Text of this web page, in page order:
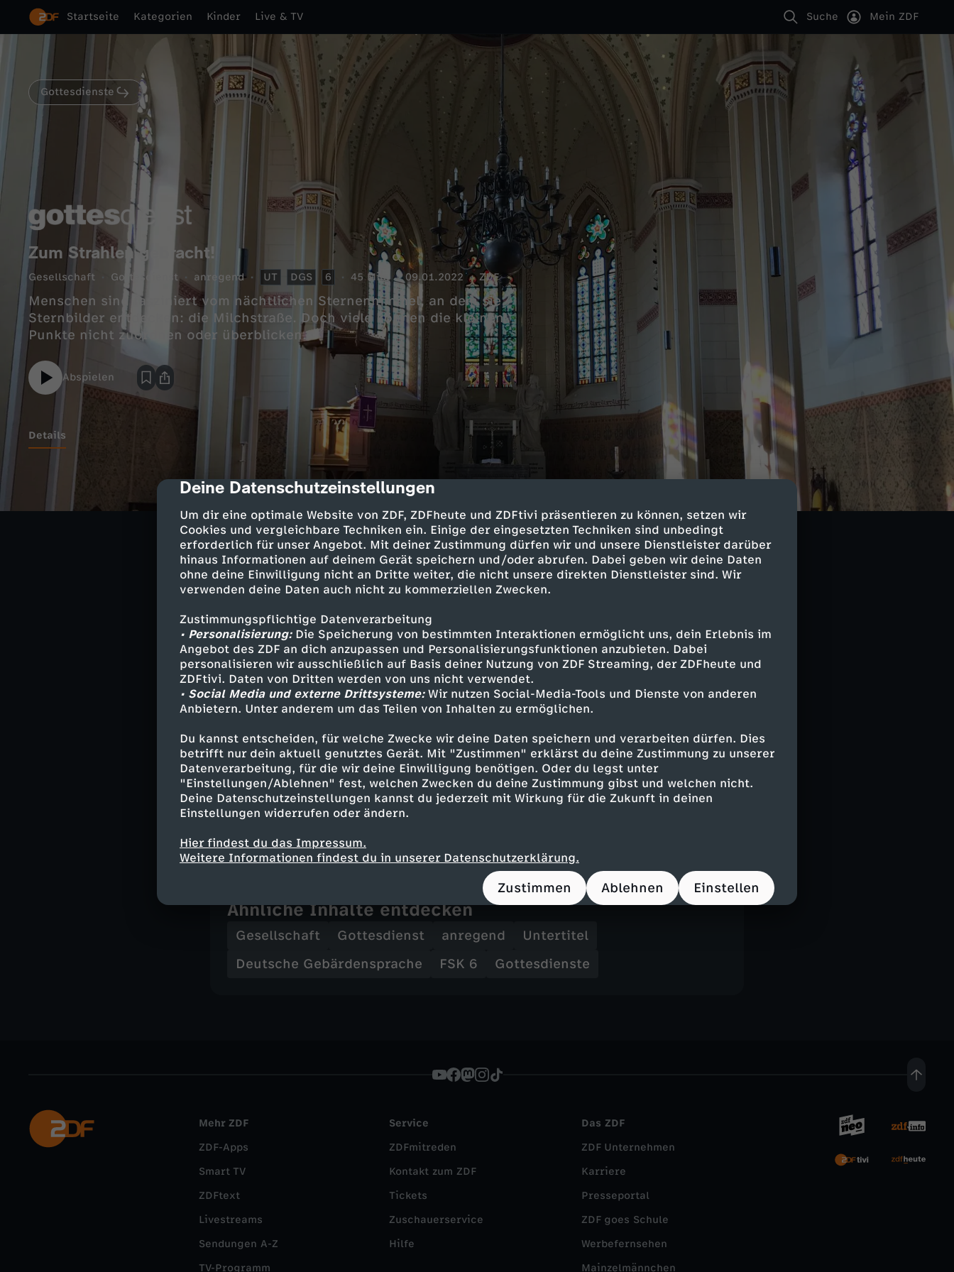
cmp-dialog-description
Deine Datenschutzeinstellungen
Um dir eine optimale Website von ZDF, ZDFheute und ZDFtivi präsentieren zu können, setzen wir
Cookies und vergleichbare Techniken ein. Einige der eingesetzten Techniken sind unbedingt
erforderlich für unser Angebot. Mit deiner Zustimmung dürfen wir und unsere Dienstleister darüber
hinaus Informationen auf deinem Gerät speichern und/oder abrufen. Dabei geben wir deine Daten
ohne deine Einwilligung nicht an Dritte weiter, die nicht unsere direkten Dienstleister sind. Wir
verwenden deine Daten auch nicht zu kommerziellen Zwecken.
Zustimmungspflichtige Datenverarbeitung
• Personalisierung:Die Speicherung von bestimmten Interaktionen ermöglicht uns, dein Erlebnis im
Angebot des ZDF an dich anzupassen und Personalisierungsfunktionen anzubieten. Dabei
personalisieren wir ausschließlich auf Basis deiner Nutzung von ZDF Streaming, der ZDFheute und
ZDFtivi. Daten von Dritten werden von uns nicht verwendet.
• Social Media und externe Drittsysteme:Wir nutzen Social-Media-Tools und Dienste von anderen
Anbietern. Unter anderem um das Teilen von Inhalten zu ermöglichen.
Du kannst entscheiden, für welche Zwecke wir deine Daten speichern und verarbeiten dürfen. Dies
betrifft nur dein aktuell genutztes Gerät. Mit "Zustimmen" erklärst du deine Zustimmung zu unserer
Datenverarbeitung, für die wir deine Einwilligung benötigen. Oder du legst unter
"Einstellungen/Ablehnen" fest, welchen Zwecken du deine Zustimmung gibst und welchen nicht.
Deine Datenschutzeinstellungen kannst du jederzeit mit Wirkung für die Zukunft in deinen
Einstellungen widerrufen oder ändern.
Hier findest du das Impressum.
Weitere Informationen findest du in unserer Datenschutzerklärung.
Zustimmen Ablehnen Einstellen
Startseite Kategorien Kinder Live & TV Suche Mein ZDF
Gottesdienste
Zum Strahlen gebracht!
Gesellschaft Gottesdienst anregend UT DGS 6 45 Min. 09.01.2022 ZDF
Menschen sind fasziniert vom nächtlichen Sternenhimmel, an dem sie
Sternbilder entdecken: die Milchstraße. Doch viele können die kleinen
Punkte nicht zuordnen oder überblicken.
Abspielen
Details
755 gemalte Sterne leuchten an der Decke der Johanneskirche in Eltville-
getauft. Pfarrerin Bianca Schamp stellt die Frage, was uns zum Strahlen
bringt.
Musikalisch wird der Gottesdienst von einem Kinderchor und Mitgliedern der
Darmstädter Kantorei unter der Leitung von Christian Roß gestaltet. Andreas
Kontakt
Evangelische Kirchengemeinde TRIANGELIS
Pfarrerin Bianca Schamp
Crevestraße 12
65343 Eltville
Nach dem Gottesdienst gibt es bis circa 18 Uhr ein telefonisches
Gesprächsangebot der Gemeinde unter der Nummer 0700 – 14 14 10 10 (6
Cent/Minute aus dem deutschen Festnetz, Mobilfunkkosten können
Ähnliche Inhalte entdecken
Gesellschaft Gottesdienst anregend
Untertitel
Deutsche Gebärdensprache
FSK 6 Gottesdienste
Mehr ZDF
ZDF-Apps
Smart TV
ZDFtext
Livestreams
Sendungen A-Z
TV-Programm
Service
ZDFmitreden
Kontakt zum ZDF
Tickets
Zuschauerservice
Hilfe
Das ZDF
ZDF Unternehmen
Karriere
Presseportal
ZDF goes Schule
Werbefernsehen
Mainzelmännchen